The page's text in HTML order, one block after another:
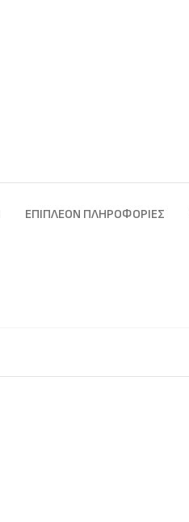
ΕΠΙΠΛΈΟΝ ΠΛΗΡΟΦΟΡΊΕΣ